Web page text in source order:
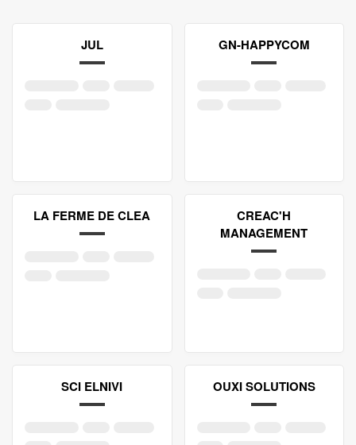
JUL GN-HAPPYCOM
LA FERME DE CLEA
CREAC'H
MANAGEMENT
SCI ELNIVI OUXI SOLUTIONS